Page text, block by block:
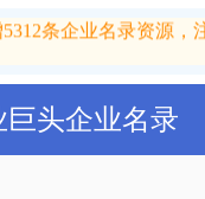
条企业名录资源，
头企业名录